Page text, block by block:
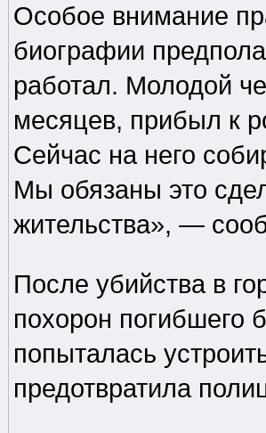
Особое внимание
биографии
работал. Молодой
месяцев, прибыл к
Сейчас на него
Мы обязаны это
жительства», —
После убийства в
похорон погибшего
попыталась
предотвратила